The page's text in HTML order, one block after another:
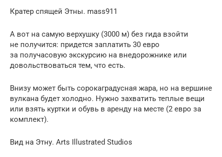
Кратер спящей Этны. mass911
А вот на самую верхушку (3000 м) без гида взойти
не получится: придется заплатить 30 евро
за получасовую экскурсию на внедорожнике или
довольствоваться тем, что есть.
Внизу может быть сорокаградусная жара, но на вершине
вулкана будет холодно. Нужно захватить теплые вещи
или взять куртки и обувь в аренду на месте (2 евро за
комплект).
Вид на Этну. Arts Illustrated Studios